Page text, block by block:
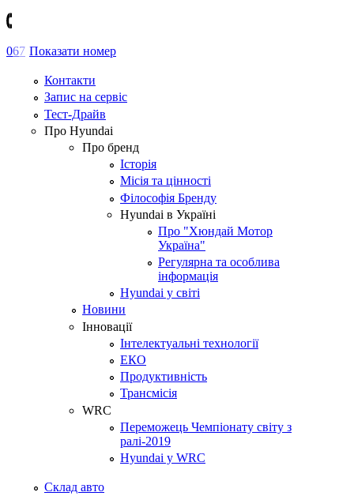
067 Показати номер
Контакти
Запис на сервіс
Тест-Драйв
Про Hyundai
Про бренд
Історія
Місія та цінності
Філософія Бренду
Hyundai в Україні
Про "Хюндай Мотор
Україна"
Регулярна та особлива
інформація
Hyundai у світі
Новини
Інновації
Інтелектуальні технології
ЕКО
Продуктивність
Трансмісія
WRC
Переможець Чемпіонату світу з
ралі-2019
Hyundai у WRC
Склад авто